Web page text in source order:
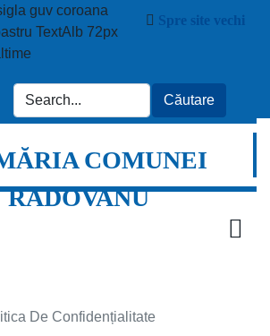
Spre site vechi
COMUNEI
RADOVANU
De Confidențialitate